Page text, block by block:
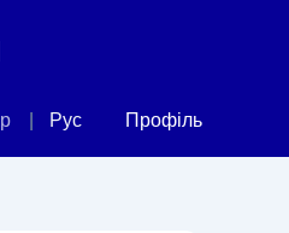
Рус Профіль